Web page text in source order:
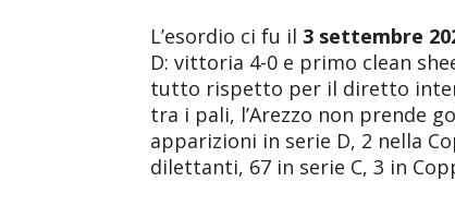
L’esordio ci fu il 3 settembre
D: vittoria 4-0 e primo clean
tutto rispetto per il diretto
tra i pali, l’Arezzo non prende
apparizioni in serie D, 2 nella
dilettanti, 67 in serie C, 3 in